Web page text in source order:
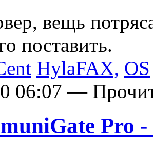
вещь
поставить.
HylaFAX, OS
06:07 —
Pro